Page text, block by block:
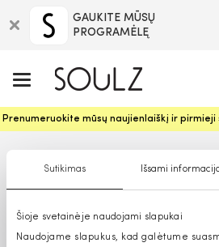
Sutikimas Išsami
Šioje svetainėje naudojami slapukai
Naudojame slapukus, kad galėtume
GAUKITE MŪSŲ
PROGRAMĖLĘ
Prenumeruokite mūsų naujienlaiškį ir